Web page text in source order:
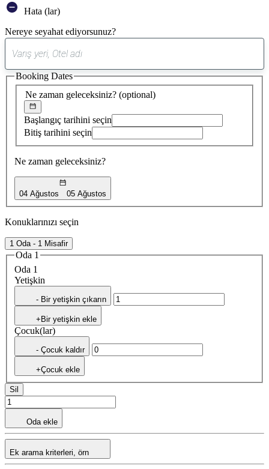
Hata (lar)
Nereye seyahat ediyorsunuz?
öneri
bulundu
Ne zaman geleceksiniz? (optional)
Başlangıç tarihini seçin
Bitiş tarihini seçin
Ne zaman geleceksiniz?
04 Ağustos 05 Ağustos
Booking Dates
Konuklarınızı seçin
1 Oda - 1 Misafir
Oda 1
Oda 1
Yetişkin
- Bir yetişkin çıkarın
+Bir yetişkin ekle
Çocuk(lar)
- Çocuk kaldır
+Çocuk ekle
Sil
Oda ekle
Ek arama kriterleri, örn